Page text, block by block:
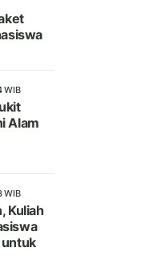
WIB
Alam
WIB
Kuliah
untuk